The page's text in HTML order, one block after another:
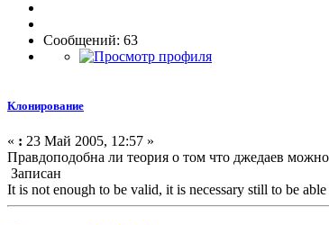
Сообщений: 63
Клонирование
« : 23 Май 2005, 12:57 »
Правдоподобна ли теория о том что джедаев
Записан
It is not enough to be valid, it is necessary still to be